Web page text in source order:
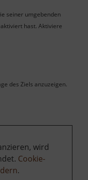
seiner umgebenden
hast. Aktiviere
des Ziels anzuzeigen.
wird
Cookie-
.